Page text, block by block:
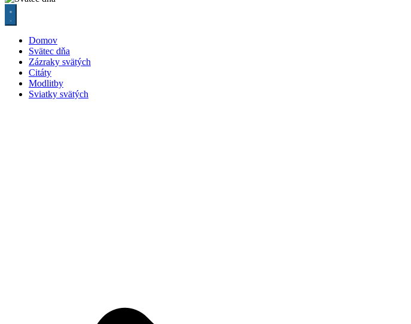
Domov
Svätec dňa
Zázraky svätých
Citáty
Modlitby
Sviatky svätých